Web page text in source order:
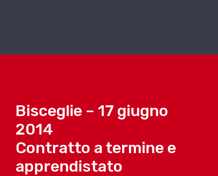
Bisceglie – 17 giugno
2014
Contratto a termine e
apprendistato